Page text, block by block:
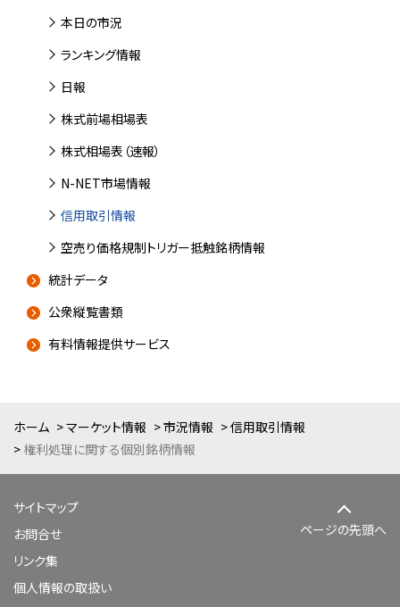
ホーム マーケット情報 市況情報
信用取引情報
権利処理に関する個別銘柄情報
本日の市況
ランキング情報
日報
株式前場相場表
株式相場表（速報）
N-NET市場情報
信用取引情報
空売り価格規制トリガー抵触銘柄情報
統計データ
公衆縦覧書類
有料情報提供サービス
サイトマップ
お問合せ
リンク集
個人情報の取扱い
ページの先頭へ